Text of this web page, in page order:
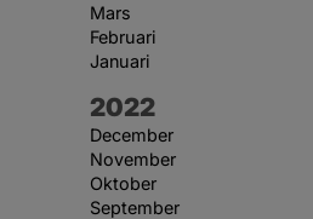
Mars
Februari
Januari
År:
2022
December
November
Oktober
September